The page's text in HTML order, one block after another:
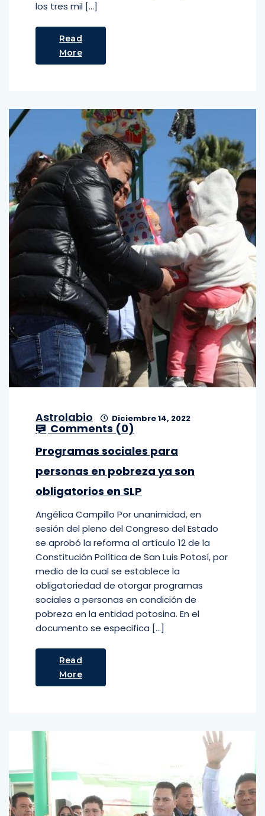
los tres mil […]
Read
More
Astrolabio Diciembre 14, 2022
Comments (0)
Programas sociales para
personas en pobreza ya son
obligatorios en SLP
Angélica Campillo Por unanimidad, en
sesión del pleno del Congreso del Estado
se aprobó la reforma al artículo 12 de la
Constitución Política de San Luis Potosí, por
medio de la cual se establece la
obligatoriedad de otorgar programas
sociales a personas en condición de
pobreza en la entidad potosina. En el
documento se especifica […]
Read
More